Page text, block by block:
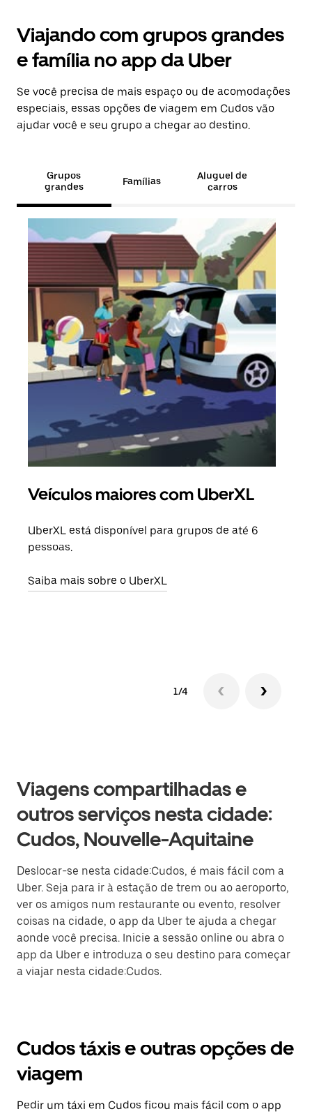
Viajando com grupos grandes
e família no app da Uber
Se você precisa de mais espaço ou de acomodações
especiais, essas opções de viagem em Cudos vão
ajudar você e seu grupo a chegar ao destino.
Grupos
grandes
Famílias
Aluguel de
carros
Veículos maiores com UberXL
UberXL está disponível para grupos de até 6
pessoas.
Saiba mais sobre o UberXL
1/4
Viagens compartilhadas e
outros serviços nesta cidade:
Cudos, Nouvelle-Aquitaine
Deslocar-se nesta cidade:Cudos, é mais fácil com a
Uber. Seja para ir à estação de trem ou ao aeroporto,
ver os amigos num restaurante ou evento, resolver
coisas na cidade, o app da Uber te ajuda a chegar
aonde você precisa. Inicie a sessão online ou abra o
app da Uber e introduza o seu destino para começar
a viajar nesta cidade:Cudos.
Cudos táxis e outras opções de
viagem
Pedir um táxi em Cudos ficou mais fácil com o app